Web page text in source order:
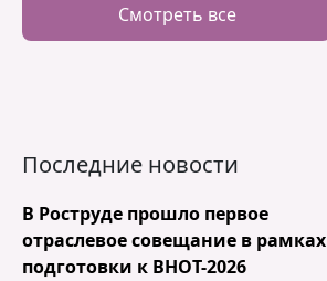
Смотреть все
Последние новости
В Роструде прошло первое
отраслевое совещание в рамках
подготовки к ВНОТ-2026